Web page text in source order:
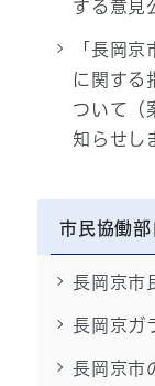
する意見
「長岡
に関する
ついて（
知らせし
市民協働
長岡京市
長岡京ガ
長岡京市